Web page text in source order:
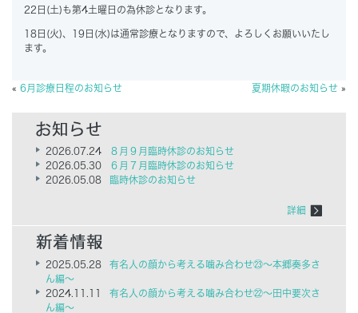
22日(土)も第4土曜日の為休診となります。
18日(火)、19日(水)は通常診療となりますので、よろしくお願いいたし
ます。
« 6月診療日程のお知らせ 夏期休暇のお知らせ »
2026.07.24
８月９月臨時休診のお知らせ
2026.05.30
６月７月臨時休診のお知らせ
2026.05.08
臨時休診のお知らせ
詳細
2025.05.28
有名人の顔から考える噛み合わせ㉓～本郷奏多さ
ん編～
2024.11.11
有名人の顔から考える噛み合わせ㉒～田中要次さ
ん編～